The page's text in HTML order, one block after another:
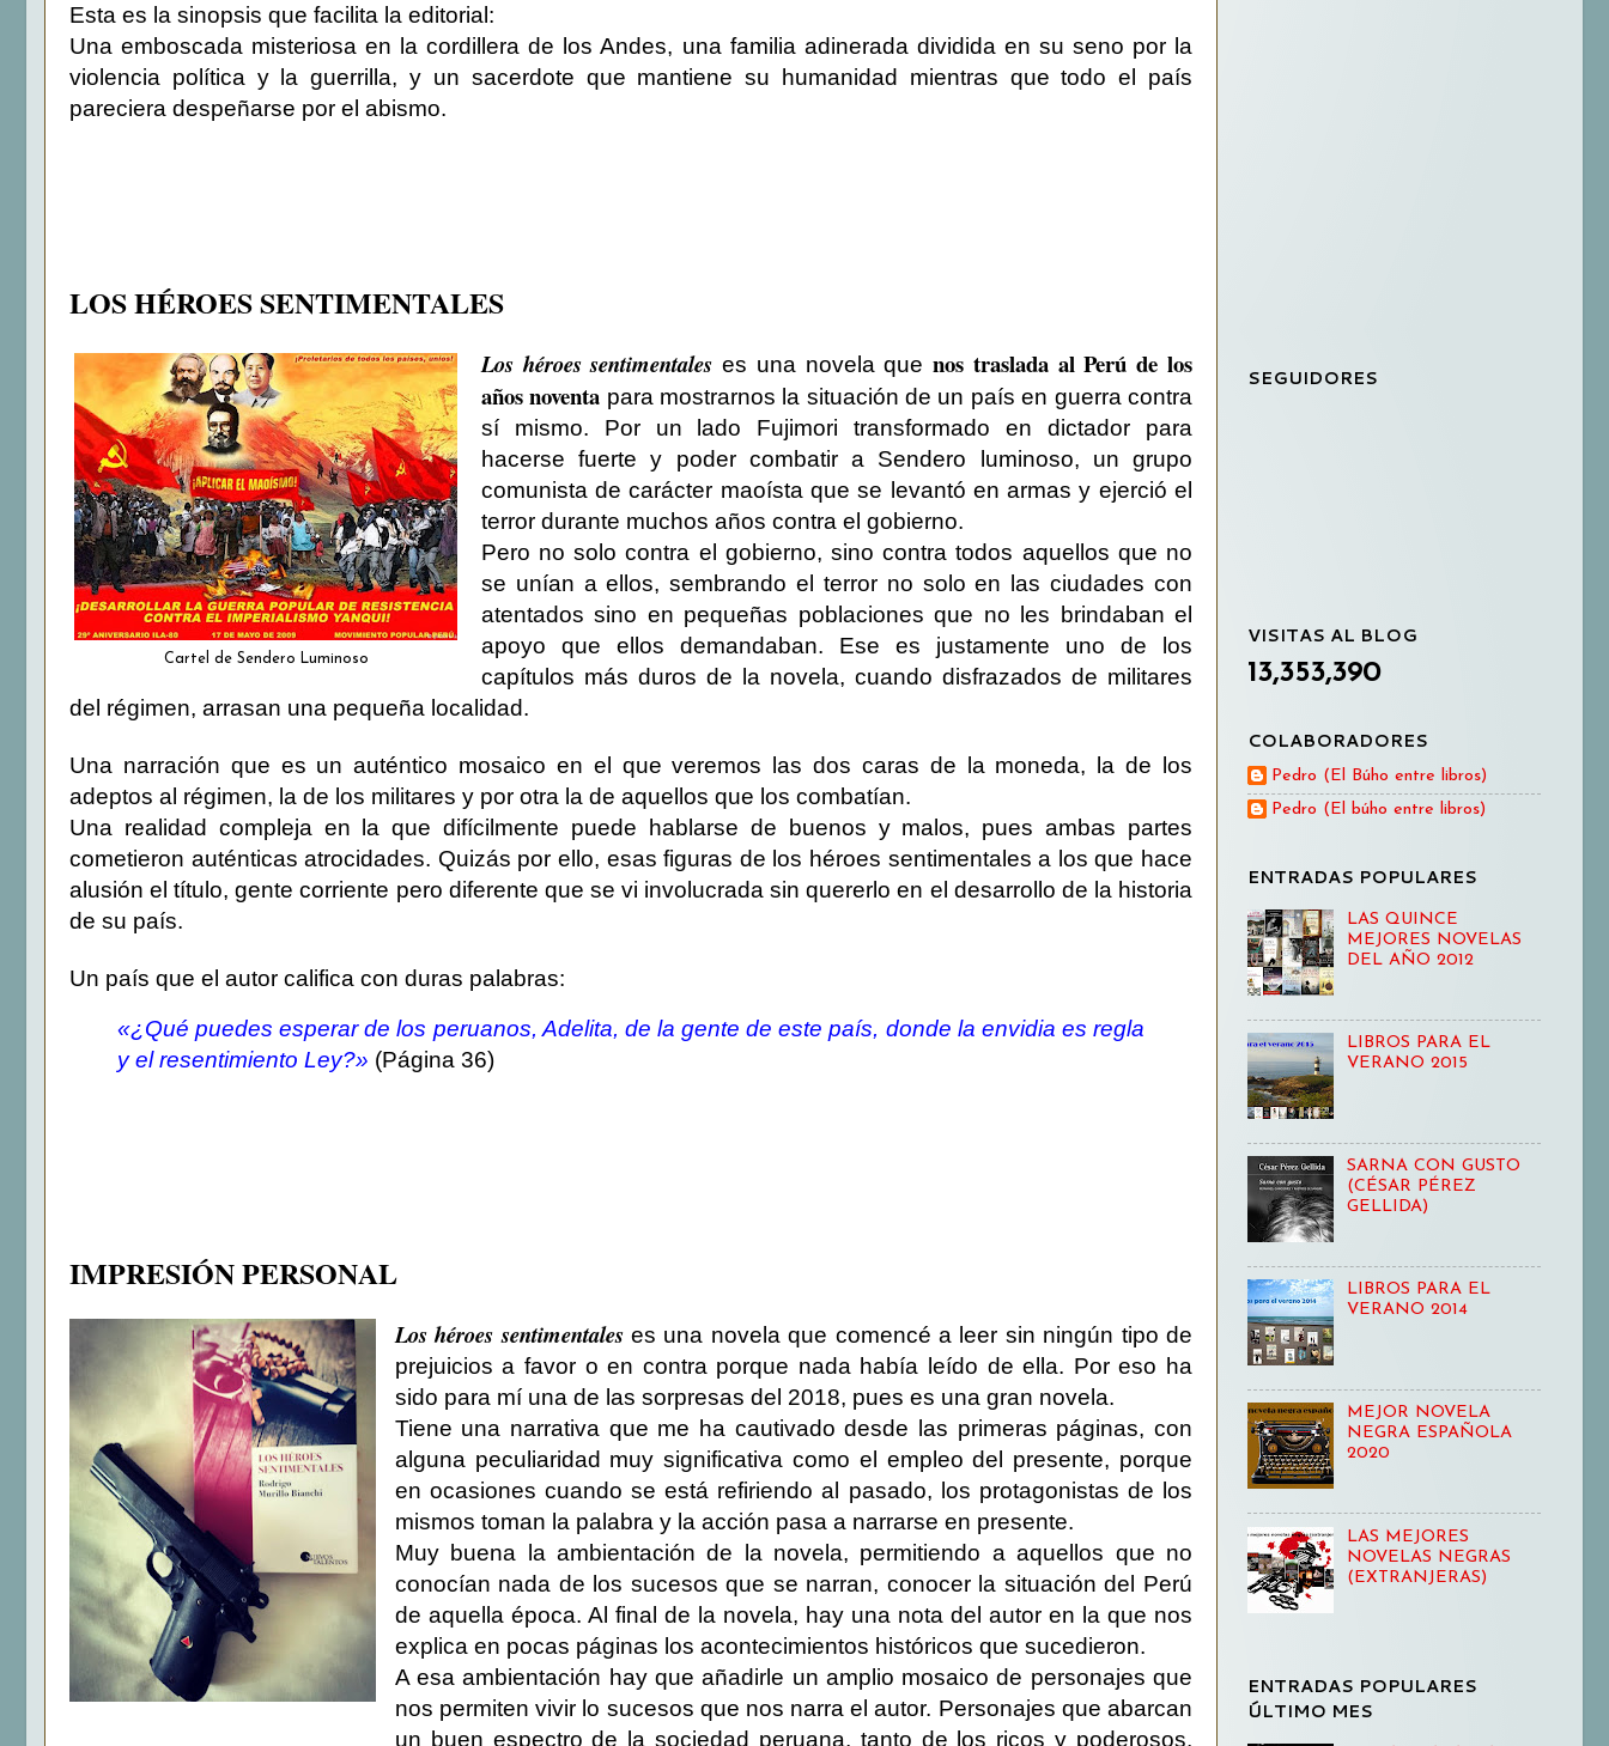
Esta es la sinopsis que facilita la editorial:
Una emboscada misteriosa en la cordillera de los Andes, una familia adinerada dividida en su seno por la
violencia política y la guerrilla, y un sacerdote que mantiene su humanidad mientras que todo el país
pareciera despeñarse por el abismo.
LOS HÉROES SENTIMENTALES
Cartel de Sendero Luminoso
Los héroes sentimentales es una novela quenos traslada al Perú de los
años noventa para mostrarnos la situación de un país en guerra contra
sí mismo. Por un lado Fujimori transformado en dictador para
hacerse fuerte y poder combatir a Sendero luminoso, un grupo
comunista de carácter maoísta que se levantó en armas y ejerció el
terror durante muchos años contra el gobierno.
Pero no solo contra el gobierno, sino contra todos aquellos que no
se unían a ellos, sembrando el terror no solo en las ciudades con
atentados sino en pequeñas poblaciones que no les brindaban el
apoyo que ellos demandaban. Ese es justamente uno de los
capítulos más duros de la novela, cuando disfrazados de militares
del régimen, arrasan una pequeña localidad.
Una narración que es un auténtico mosaico en el que veremos las dos caras de la moneda, la de los
adeptos al régimen, la de los militares y por otra la de aquellos que los combatían.
Una realidad compleja en la que difícilmente puede hablarse de buenos y malos, pues ambas partes
cometieron auténticas atrocidades. Quizás por ello, esas figuras de los héroes sentimentales a los que hace
alusión el título, gente corriente pero diferente que se vi involucrada sin quererlo en el desarrollo de la historia
de su país.
Un país que el autor califica con duras palabras:
«¿Qué puedes esperar de los peruanos, Adelita, de la gente de este país, donde la envidia es regla
y el resentimiento Ley?» (Página 36)
IMPRESIÓN PERSONAL
Los héroes sentimentaleses una novela que comencé a leer sin ningún tipo de
prejuicios a favor o en contra porque nada había leído de ella. Por eso ha
sido para mí una de las sorpresas del 2018, pues es una gran novela.
Tiene una narrativa que me ha cautivado desde las primeras páginas, con
alguna peculiaridad muy significativa como el empleo del presente, porque
en ocasiones cuando se está refiriendo al pasado, los protagonistas de los
mismos toman la palabra y la acción pasa a narrarse en presente.
Muy buena la ambientación de la novela, permitiendo a aquellos que no
conocían nada de los sucesos que se narran, conocer la situación del Perú
de aquella época. Al final de la novela, hay una nota del autor en la que nos
explica en pocas páginas los acontecimientos históricos que sucedieron.
A esa ambientación hay que añadirle un amplio mosaico de personajes que
nos permiten vivir lo sucesos que nos narra el autor. Personajes que abarcan
un buen espectro de la sociedad peruana, tanto de los ricos y poderosos,
SEGUIDORES
VISITAS AL BLOG
13,353,390
COLABORADORES
Pedro (El Búho entre libros)
Pedro (El búho entre libros)
ENTRADAS POPULARES
LAS QUINCE
MEJORES NOVELAS
DEL AÑO 2012
LIBROS PARA EL
VERANO 2015
SARNA CON GUSTO
(CÉSAR PÉREZ
GELLIDA)
LIBROS PARA EL
VERANO 2014
MEJOR NOVELA
NEGRA ESPAÑOLA
2020
LAS MEJORES
NOVELAS NEGRAS
(EXTRANJERAS)
ENTRADAS POPULARES
ÚLTIMO MES